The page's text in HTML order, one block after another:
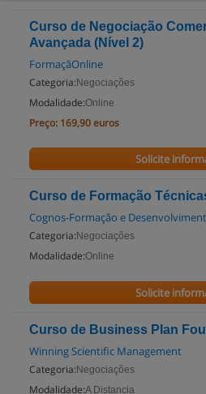
Curso de Negociação
Avançada (Nível 2)
FormaçãOnline
Categoria: Negociações
Modalidade:Online
Preço: 169,90 euros
Solicite
Curso de Formação
Cognos-Formação e
Categoria: Negociações
Modalidade:Online
Solicite
Curso de Business Plan
Winning Scientific Management
Categoria: Negociações
Modalidade:A Distancia